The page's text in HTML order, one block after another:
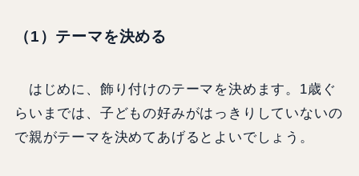
（1）テーマを決める
はじめに、飾り付けのテーマを決めます。1歳ぐ
らいまでは、子どもの好みがはっきりしていないの
で親がテーマを決めてあげるとよいでしょう。